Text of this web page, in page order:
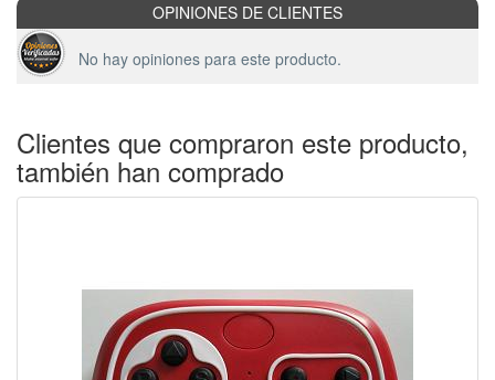
OPINIONES DE CLIENTES
No hay opiniones para este producto.
Clientes que compraron este producto,
también han comprado